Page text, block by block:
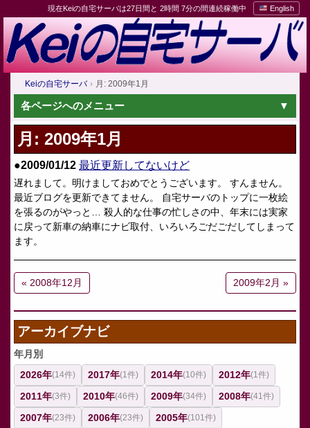
現在Keiの自宅サーバは27日間と 2時間 7分の間連続稼働中 English
Keiの自宅サーバ 月: 2009年1月
各ページへのメニュー
月: 2009年1月
●2009/01/12 最近更新してないけど
遅れまして。明けましておめでとうございます。 すんません。
最近ブログを更新できてません。 自宅サーバのトップに一枚絵
を張るのがやっと… 殺人的な仕事の忙しさの中、年末には実家
に戻って新車の納車にナビ取付、いろいろごだごだしてしまって
ます。
« 2008年12月 2009年2月 »
アーカイブナビ
年月別
2026年(14件) 2017年(1件) 2014年(10件) 2012年(1件)
2011年(3件) 2010年(46件) 2009年(34件) 2008年(41件)
2007年(23件) 2006年(23件) 2005年(101件)